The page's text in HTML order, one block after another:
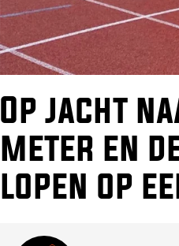
Op jacht
meter en
lopen op